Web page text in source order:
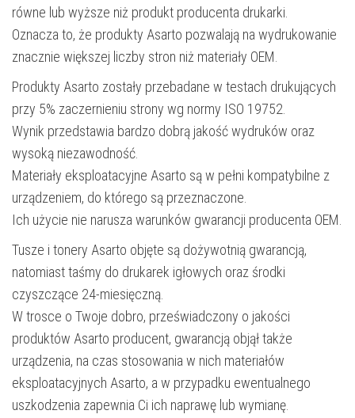
równe lub wyższe niż produkt producenta drukarki.
Oznacza to, że produkty Asarto pozwalają na wydrukowanie
znacznie większej liczby stron niż materiały OEM.
Produkty Asarto zostały przebadane w testach drukujących
przy 5% zaczernieniu strony wg normy ISO 19752.
Wynik przedstawia bardzo dobrą jakość wydruków oraz
wysoką niezawodność.
Materiały eksploatacyjne Asarto są w pełni kompatybilne z
urządzeniem, do którego są przeznaczone.
Ich użycie nie narusza warunków gwarancji producenta OEM.
Tusze i tonery Asarto objęte są dożywotnią gwarancją,
natomiast taśmy do drukarek igłowych oraz środki
czyszczące 24-miesięczną.
W trosce o Twoje dobro, przeświadczony o jakości
produktów Asarto producent, gwarancją objął także
urządzenia, na czas stosowania w nich materiałów
eksploatacyjnych Asarto, a w przypadku ewentualnego
uszkodzenia zapewnia Ci ich naprawę lub wymianę.